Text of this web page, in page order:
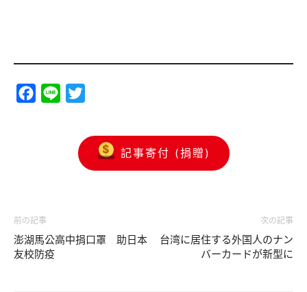
Facebook
Line
記事寄付 (捐贈)
前の記事
澎湖馬公高中捐口罩 助日本
友校防疫
次の記事
台湾に居住する外国人のナン
バーカードが新型に